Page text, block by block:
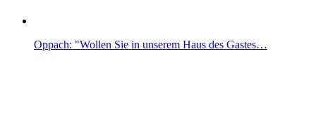
Oppach: "Wollen Sie in unserem Haus des Gastes…